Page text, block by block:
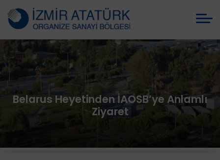
Belarus Heyetinden İAOSB’ye Anlamlı
Ziyaret